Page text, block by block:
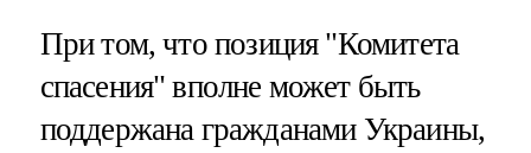
При том, что позиция "Комитета
спасения" вполне может быть
поддержана гражданами Украины,